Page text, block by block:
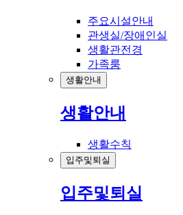
주요시설안내
관생실/장애인실
생활관전경
가족룸
생활안내
생활안내
생활수칙
입주및퇴실
입주및퇴실